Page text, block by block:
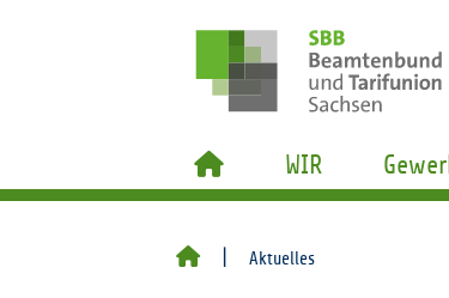
WIR
Aktuelles